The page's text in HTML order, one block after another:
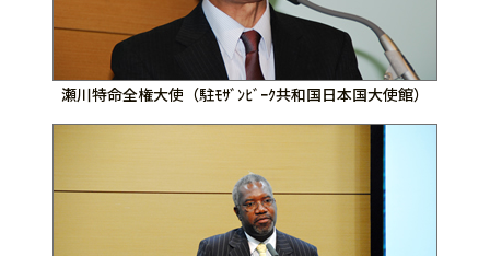
瀬川特命全権大使（駐ﾓｻﾞﾝﾋﾞｰｸ共和国日本国大使館）